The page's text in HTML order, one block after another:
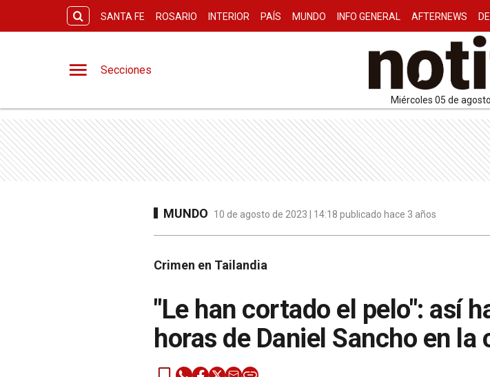
SANTA FE ROSARIO INTERIOR PAÍS MUNDO INFO GENERAL AFTERNEWS
Secciones
miércoles 05 de
MUNDO 10 de agosto de 2023 | 14:18 publicado hace 3 años
Crimen en Tailandia
"Le han cortado el pelo": así
horas de Daniel Sancho en la